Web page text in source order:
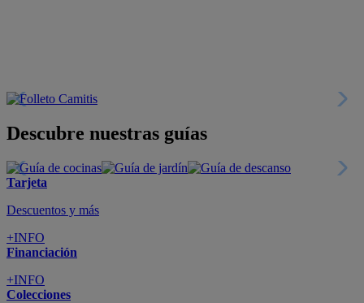
Descubre nuestras guías
Tarjeta
Descuentos y más
+INFO
Financiación
+INFO
Colecciones